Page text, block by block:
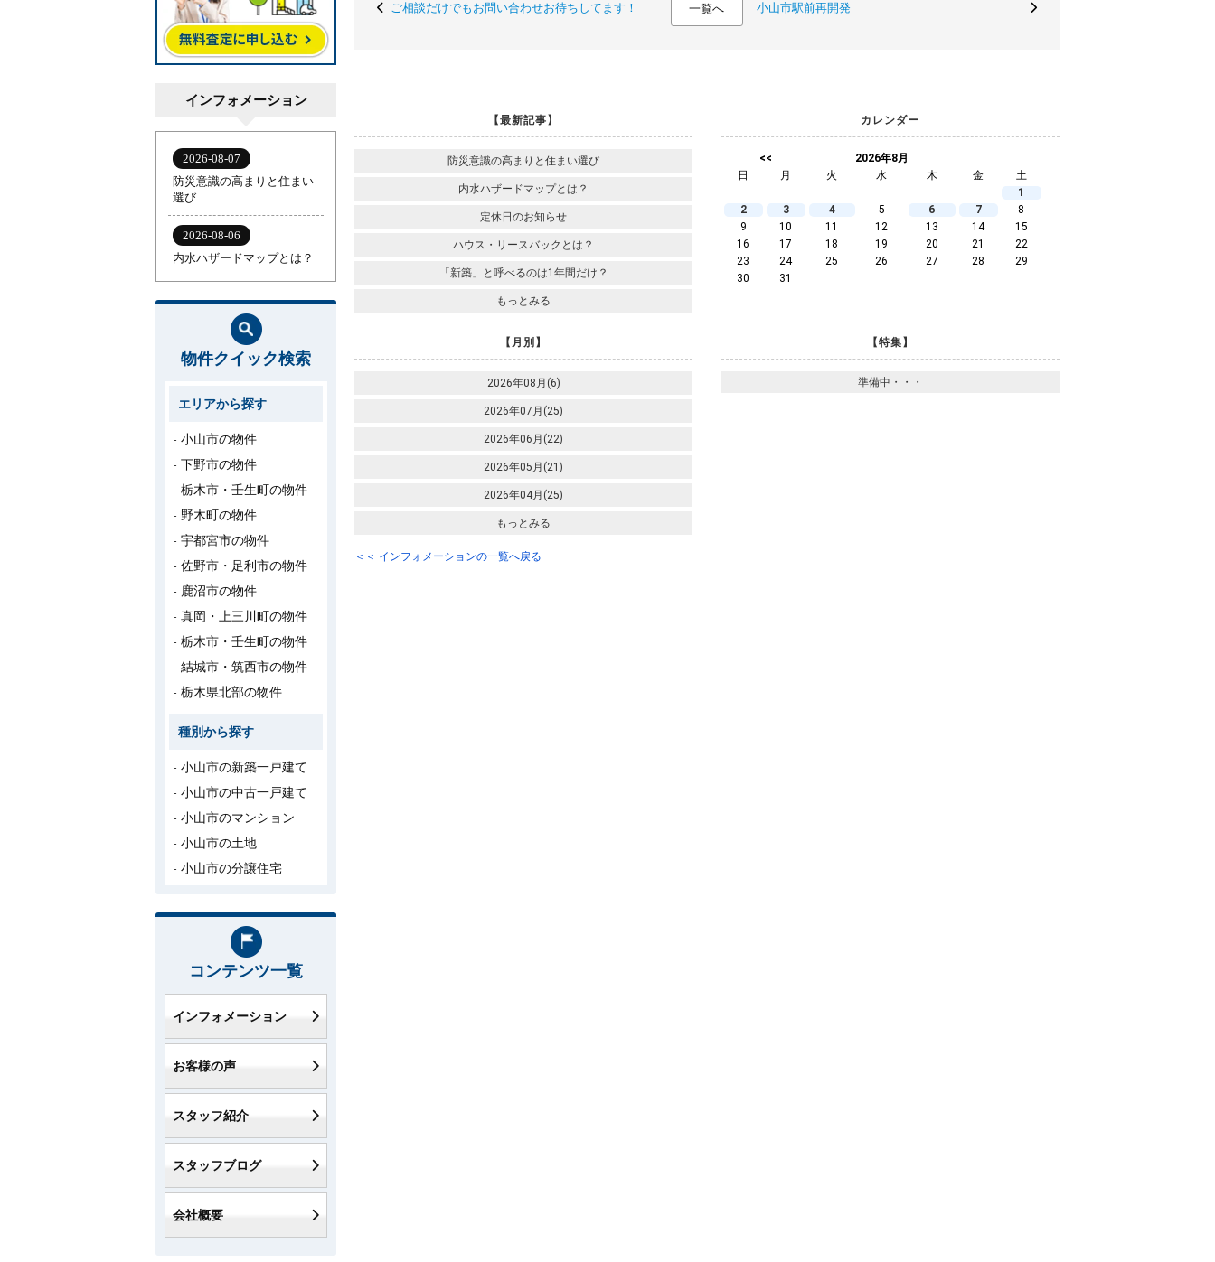
ご相談だけでもお問い合わせお待ちしてます！ 一覧へ 小山市駅前再開発
【最新記事】
防災意識の高まりと住まい選び
内水ハザードマップとは？
定休日のお知らせ
ハウス・リースバックとは？
「新築」と呼べるのは1年間だけ？
もっとみる
カレンダー
<<
2026年8月
日
月 火 水 木 金
土
1
2
3 4 5 6 7
8
9
10 11 12 13 14
15
16
17 18 19 20 21
22
23
24 25 26 27 28
29
30
31
【月別】
2026年08月(6)
2026年07月(25)
2026年06月(22)
2026年05月(21)
2026年04月(25)
もっとみる
【特集】
準備中・・・
＜＜ インフォメーションの一覧へ戻る
インフォメーション
物件クイック検索
エリアから探す
小山市の物件
下野市の物件
栃木市・壬生町の物件
野木町の物件
宇都宮市の物件
佐野市・足利市の物件
鹿沼市の物件
真岡・上三川町の物件
栃木市・壬生町の物件
結城市・筑西市の物件
栃木県北部の物件
種別から探す
小山市の新築一戸建て
小山市の中古一戸建て
小山市のマンション
小山市の土地
小山市の分譲住宅
コンテンツ一覧
インフォメーション
お客様の声
スタッフ紹介
スタッフブログ
会社概要